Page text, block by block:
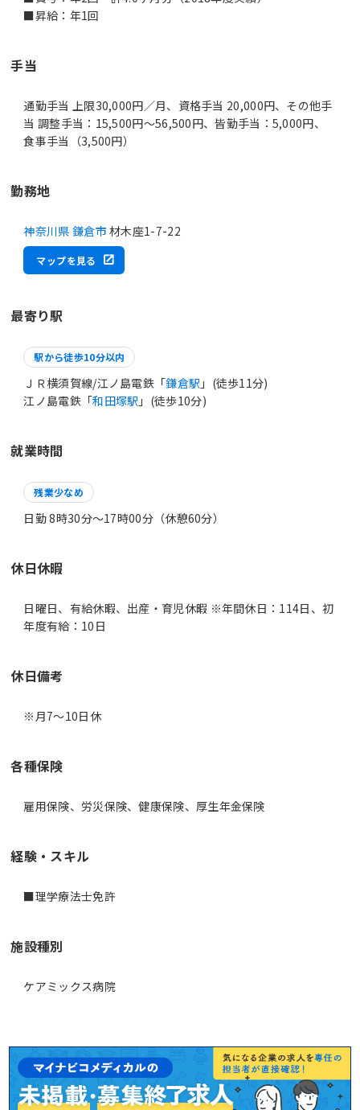
手当
通勤手当 上限30,000円／月、資格手当 20,000円、その他手
当 調整手当：15,500円～56,500円、皆勤手当：5,000円、
食事手当（3,500円）
勤務地
神奈川県 鎌倉市 材木座1-7-22
マップを見る
最寄り駅
駅から徒歩10分以内
ＪＲ横須賀線/江ノ島電鉄「鎌倉駅 」(徒歩11分)
江ノ島電鉄「和田塚駅 」(徒歩10分)
就業時間
残業少なめ
日勤 8時30分〜17時00分（休憩60分）
休日休暇
日曜日、有給休暇、出産・育児休暇 ※年間休日：114日、初
年度有給：10日
休日備考
※月7～10日休
各種保険
雇用保険、労災保険、健康保険、厚生年金保険
経験・スキル
■理学療法士免許
施設種別
ケアミックス病院